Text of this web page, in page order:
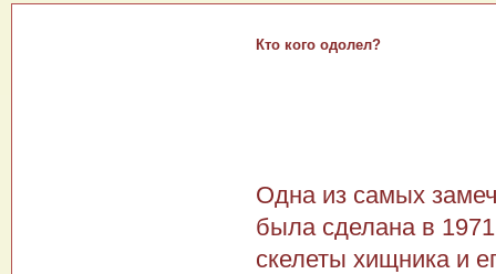
Кто кого одолел?
Одна из самых
была сделана в
скелеты хищника и